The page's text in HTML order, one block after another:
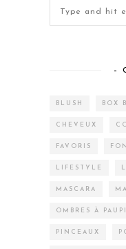
–
BLUSH BOX
CHEVEUX
FAVORIS
LIFESTYLE
MASCARA
OMBRES À
PINCEAUX